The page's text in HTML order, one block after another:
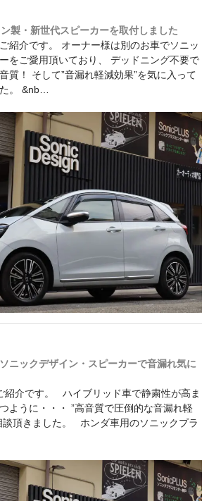
製・新世代スピーカーを取付しました
紹介です。 オーナー様は別のお車でソニッ
をご愛用頂いており、 デッドニング不要で
質！ そして”音漏れ軽減効果”を気に入って
。 &nb…
ニックデザイン・スピーカーで音漏れ気に
紹介です。 ハイブリッド車で静粛性が高ま
ように・・・ ”高音質で圧倒的な音漏れ軽
談頂きました。 ホンダ車用のソニックプラ